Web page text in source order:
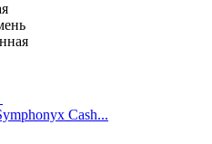
Cash...